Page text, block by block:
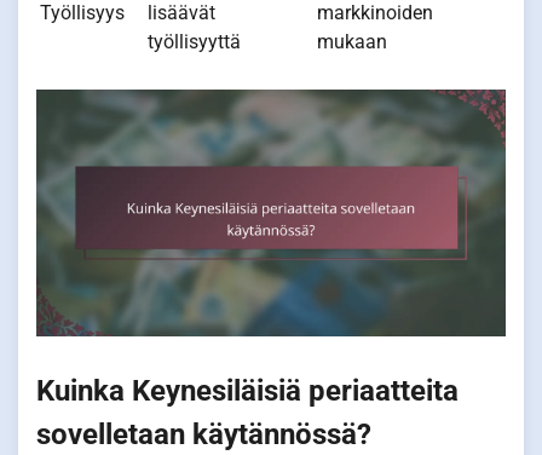
Työllisyys
lisäävät
työllisyyttä
markkinoiden
mukaan
Kuinka Keynesiläisiä periaatteita
sovelletaan käytännössä?